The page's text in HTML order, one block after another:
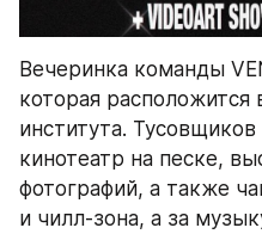
Вечеринка команды
которая расположится
института.
кинотеатр на песке,
фотографий, а также
и чилл-зона, а за